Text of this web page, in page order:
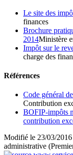
Le site des
finances
Brochure
2014Ministère
Impôt sur le
charge des
Références
Code général
Contribution
BOFIP-impôts
contribution
Modifié le 23/03/
administrative